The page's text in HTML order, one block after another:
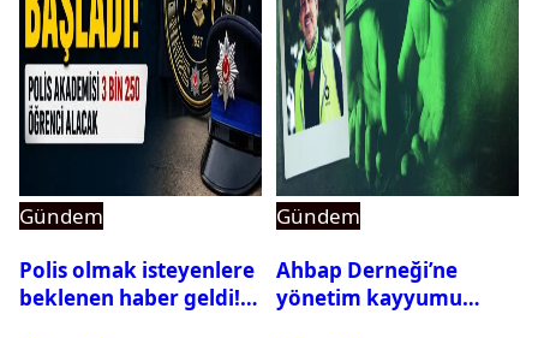
Gündem
Polis olmak isteyenlere
beklenen haber geldi!
Gündem
Ahbap Derneği’ne
yönetim kayyumu